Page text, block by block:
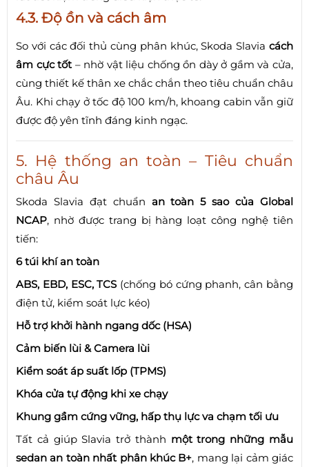
4.3. Độ ồn và cách âm
So với các đối thủ cùng phân khúc, Skoda Slavia cách
âm cực tốt– nhờ vật liệu chống ồn dày ở gầm và cửa,
cùng thiết kế thân xe chắc chắn theo tiêu chuẩn châu
Âu. Khi chạy ở tốc độ 100 km/h, khoang cabin vẫn giữ
được độ yên tĩnh đáng kinh ngạc.
5. Hệ thống an toàn – Tiêu chuẩn
châu Âu
Skoda Slavia đạt chuẩn an toàn 5 sao của Global
NCAP, nhờ được trang bị hàng loạt công nghệ tiên
tiến:
6 túi khí an toàn
ABS, EBD, ESC, TCS (chống bó cứng phanh, cân bằng
điện tử, kiểm soát lực kéo)
Hỗ trợ khởi hành ngang dốc (HSA)
Cảm biến lùi & Camera lùi
Kiểm soát áp suất lốp (TPMS)
Khóa cửa tự động khi xe chạy
Khung gầm cứng vững, hấp thụ lực va chạm tối ưu
Tất cả giúp Slavia trở thành một trong những mẫu
sedan an toàn nhất phân khúc B+, mang lại cảm giác